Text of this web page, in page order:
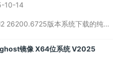
10-14
26200.6725版本系统下载的纯净
通过Ghost镜像安装，用户可以更
镜像 X64位系统 V2025